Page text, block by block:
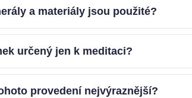
a materiály jsou použité?
určený jen k meditaci?
provedení nejvýraznější?